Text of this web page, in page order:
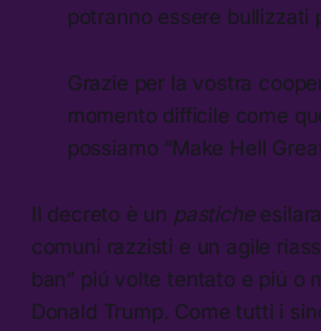
potranno essere bullizzati
Grazie per la vostra
momento difficile come
possiamo “Make Hell
Il decreto è un pastiche
comuni razzisti e un agile
ban” piú volte tentato e piú o
Donald Trump. Come tutti i